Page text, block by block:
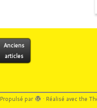
Anciens
articles
Propulsé par · Réalisé avec the